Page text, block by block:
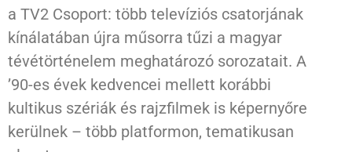
a TV2 Csoport: több televíziós csatorjának
kínálatában újra műsorra tűzi a magyar
tévétörténelem meghatározó sorozatait. A
’90-es évek kedvencei mellett korábbi
kultikus szériák és rajzfilmek is képernyőre
kerülnek – több platformon, tematikusan